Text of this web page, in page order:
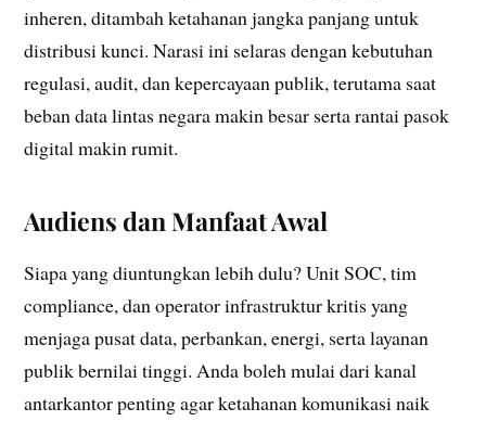
inheren, ditambah ketahanan jangka panjang untuk
distribusi kunci. Narasi ini selaras dengan kebutuhan
regulasi, audit, dan kepercayaan publik, terutama saat
beban data lintas negara makin besar serta rantai pasok
digital makin rumit.
Audiens dan Manfaat Awal
Siapa yang diuntungkan lebih dulu? Unit SOC, tim
compliance, dan operator infrastruktur kritis yang
menjaga pusat data, perbankan, energi, serta layanan
publik bernilai tinggi. Anda boleh mulai dari kanal
antarkantor penting agar ketahanan komunikasi naik